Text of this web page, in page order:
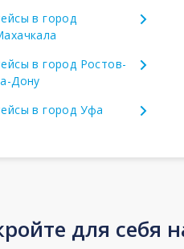
в город
в город Ростов-
Дону
в город Уфа
для себя